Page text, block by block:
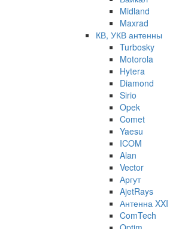
Midland
Maxrad
КВ, УКВ антенны
Turbosky
Motorola
Hytera
Diamond
Sirio
Opek
Comet
Yaesu
ICOM
Alan
Vector
Аргут
AjetRays
Антенна XXI
ComTech